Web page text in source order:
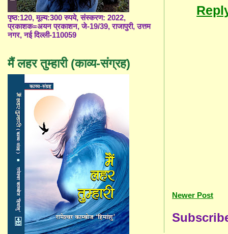
Newer Post
पृष्ठ:120, मूल्य:300 रुपये, संस्करण: 2022,
प्रकाशक=अयन प्रकाशन, जे-19/39, राजापुरी, उत्तम
नगर, नई दिल्ली-110059
मैं लहर तुम्हारी (काव्य-संग्रह)